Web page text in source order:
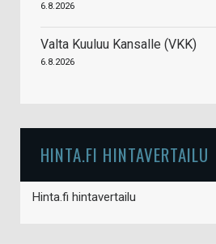
6.8.2026
Valta Kuuluu Kansalle (VKK)
6.8.2026
HINTA.FI HINTAVERTAILU
Hinta.fi hintavertailu